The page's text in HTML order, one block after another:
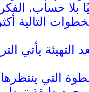
بلا حساب.
التهيئة يأتي